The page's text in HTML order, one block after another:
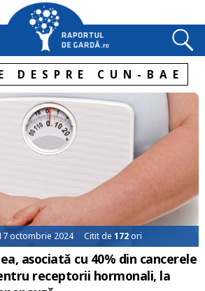
DESPRE CUN-BAE
octombrie 2024 Citit de172ori
asociată cu 40% din cancerele
receptorii hormonali, la